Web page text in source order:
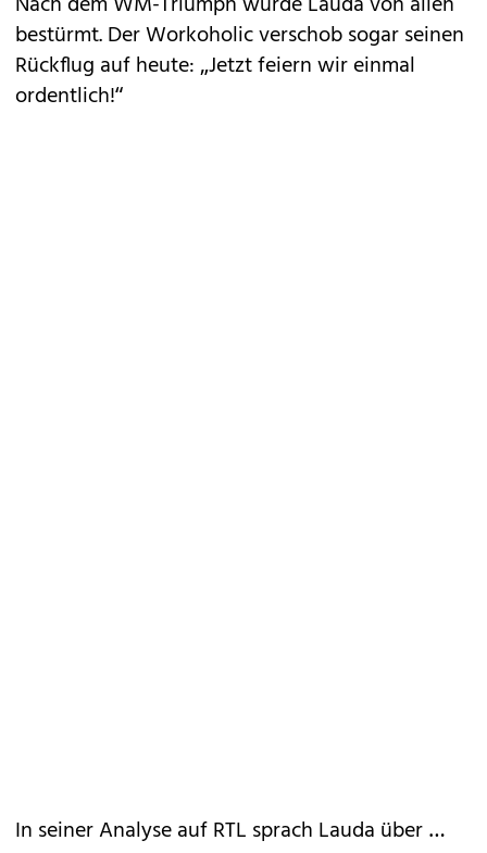
bestürmt. Der Workoholic verschob sogar seinen
Rückflug auf heute: „Jetzt feiern wir einmal
ordentlich!“
In seiner Analyse auf RTL sprach Lauda über …